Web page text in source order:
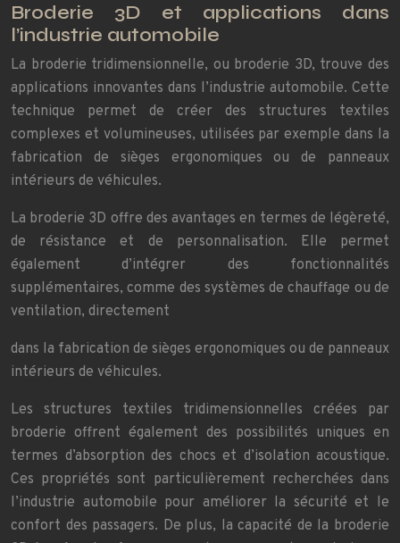
Broderie 3D et applications dans
l’industrie automobile
La broderie tridimensionnelle, ou broderie 3D, trouve des
applications innovantes dans l’industrie automobile. Cette
technique permet de créer des structures textiles
complexes et volumineuses, utilisées par exemple dans la
fabrication de sièges ergonomiques ou de panneaux
intérieurs de véhicules.
La broderie 3D offre des avantages en termes de légèreté,
de résistance et de personnalisation. Elle permet
également d’intégrer des fonctionnalités
supplémentaires, comme des systèmes de chauffage ou de
ventilation, directement
dans la fabrication de sièges ergonomiques ou de panneaux
intérieurs de véhicules.
Les structures textiles tridimensionnelles créées par
broderie offrent également des possibilités uniques en
termes d’absorption des chocs et d’isolation acoustique.
Ces propriétés sont particulièrement recherchées dans
l’industrie automobile pour améliorer la sécurité et le
confort des passagers. De plus, la capacité de la broderie